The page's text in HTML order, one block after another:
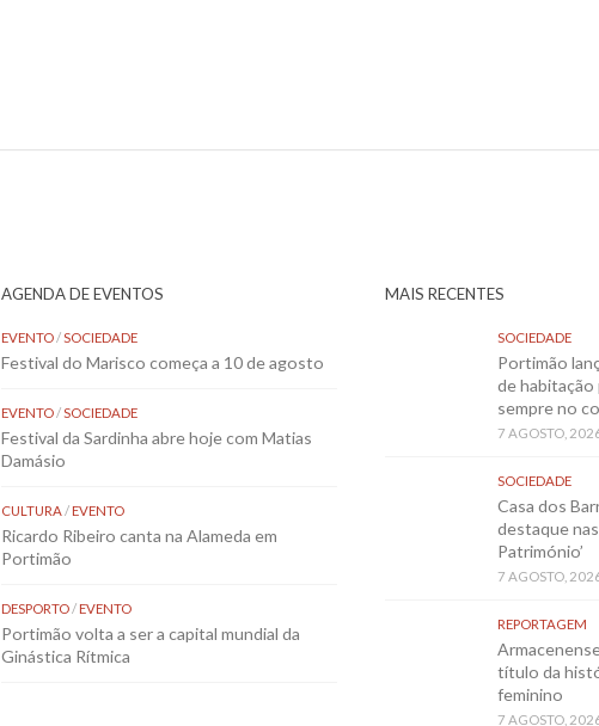
AGENDA DE EVENTOS
EVENTO/SOCIEDADE
Festival do Marisco começa a 10 de agosto
EVENTO/SOCIEDADE
Festival da Sardinha abre hoje com Matias
Damásio
CULTURA/EVENTO
Ricardo Ribeiro canta na Alameda em
Portimão
DESPORTO/EVENTO
Portimão volta a ser a capital mundial da
Ginástica Rítmica
MAIS RECENTES
SOCIEDADE
Portimão
de habitação
sempre no
7 AGOSTO,
SOCIEDADE
Casa dos
destaque
Património’
7 AGOSTO,
REPORTAGEM
título da
feminino
7 AGOSTO,